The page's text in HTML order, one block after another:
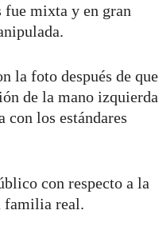
mixta y en gran
la foto después de que
de la mano izquierda
los estándares
con respecto a la
familia real.